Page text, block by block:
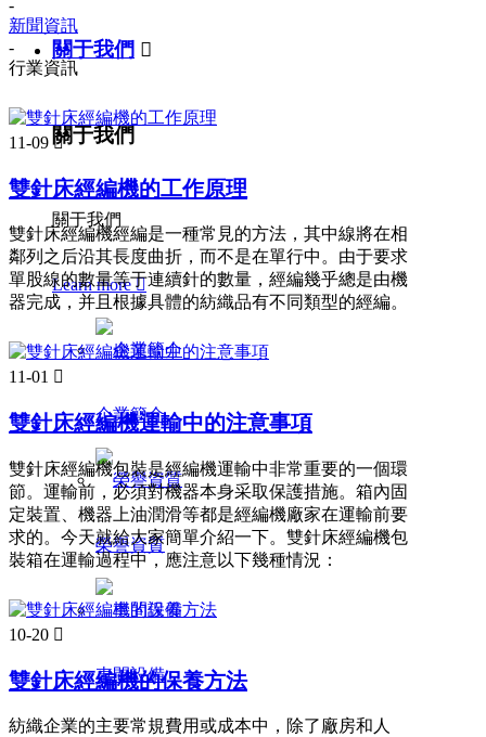
關于我們 
關于我們
關于我們
Learn more 
企業簡介
榮譽資質
車間設備
-
新聞資訊
-
行業資訊
11-09 
雙針床經編機的工作原理
雙針床經編機經編是一種常見的方法，其中線將在相
鄰列之后沿其長度曲折，而不是在單行中。由于要求
單股線的數量等于連續針的數量，經編幾乎總是由機
器完成，并且根據具體的紡織品有不同類型的經編。
11-01 
雙針床經編機運輸中的注意事項
雙針床經編機包裝是經編機運輸中非常重要的一個環
節。運輸前，必須對機器本身采取保護措施。箱內固
定裝置、機器上油潤滑等都是經編機廠家在運輸前要
求的。今天就給大家簡單介紹一下。雙針床經編機包
裝箱在運輸過程中，應注意以下幾種情況：
10-20 
雙針床經編機的保養方法
紡織企業的主要常規費用或成本中，除了廠房和人